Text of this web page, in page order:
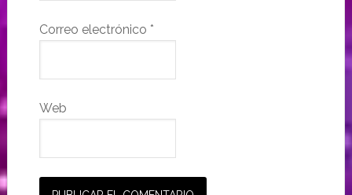
Correo electrónico *
Web